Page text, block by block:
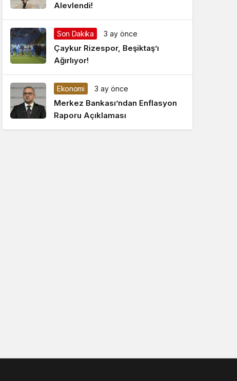
Alevlendi!
Son Dakika 3 ay önce
Çaykur Rizespor, Beşiktaş’ı
Ağırlıyor!
Ekonomi 3 ay önce
Merkez Bankası’ndan Enflasyon
Raporu Açıklaması